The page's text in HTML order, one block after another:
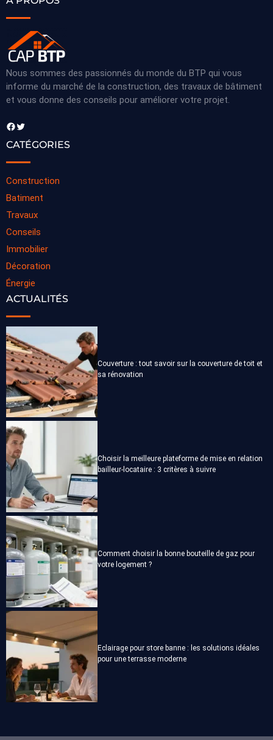
Nous sommes des passionnés du monde du BTP qui vous
informe du marché de la construction, des travaux de bâtiment
et vous donne des conseils pour améliorer votre projet.
Facebook Twitter
CATÉGORIES
Construction
Batiment
Travaux
Conseils
Immobilier
Décoration
Énergie
ACTUALITÉS
Couverture : tout savoir sur la couverture de toit et
sa rénovation
Choisir la meilleure plateforme de mise en relation
bailleur-locataire : 3 critères à suivre
Comment choisir la bonne bouteille de gaz pour
votre logement ?
Eclairage pour store banne : les solutions idéales
pour une terrasse moderne